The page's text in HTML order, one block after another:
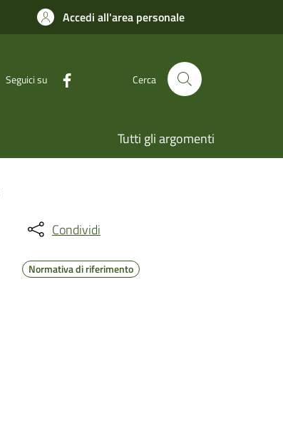
Accedi all'area personale
Seguici su Cerca
Tutti gli argomenti
Condividi
Normativa di riferimento